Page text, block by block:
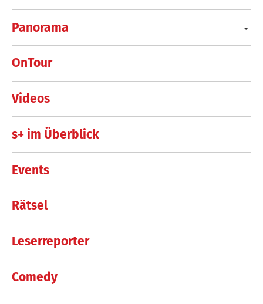
Panorama
OnTour
Videos
s+ im Überblick
Events
Rätsel
Leserreporter
Comedy